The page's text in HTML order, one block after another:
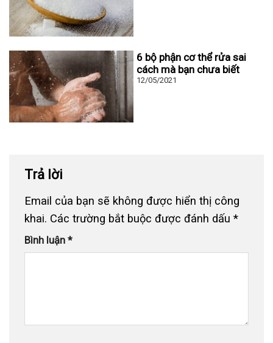
6 bộ phận cơ thể rửa sai
cách mà bạn chưa biết
12/05/2021
Trả lời
Email của bạn sẽ không được hiển thị công
khai. Các trường bắt buộc được đánh dấu *
Bình luận *